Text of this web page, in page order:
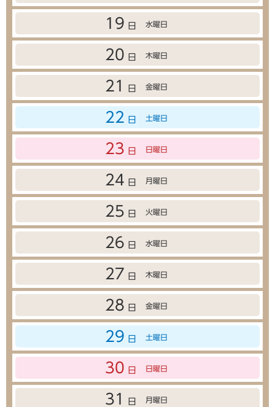
19 日 水曜日
20 日 木曜日
21 日 金曜日
22 日 土曜日
23 日 日曜日
24 日 月曜日
25 日 火曜日
26 日 水曜日
27 日 木曜日
28 日 金曜日
29 日 土曜日
30 日 日曜日
31 日 月曜日